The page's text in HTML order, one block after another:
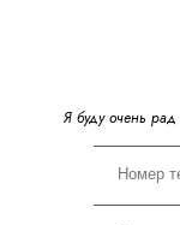
Я буду очень рад